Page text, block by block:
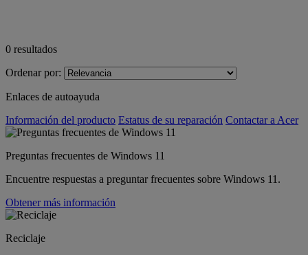
0 resultados
Ordenar por:
Enlaces de autoayuda
Información del producto Estatus de su reparación Contactar a Acer
Preguntas frecuentes de Windows 11
Encuentre respuestas a preguntar frecuentes sobre Windows 11.
Obtener más información
Reciclaje